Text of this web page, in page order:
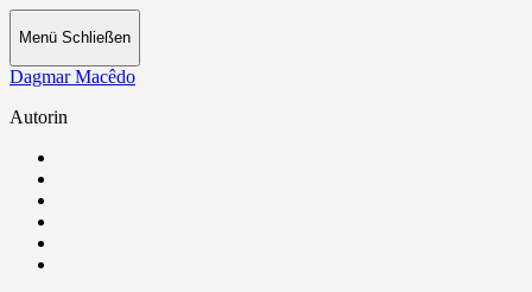
Menü Schließen
Dagmar Macêdo
Autorin